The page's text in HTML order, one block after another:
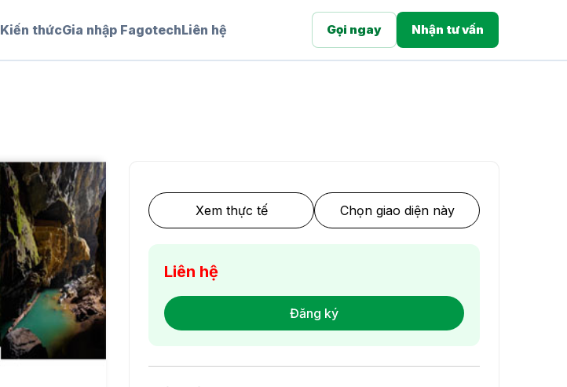
Kiến thứcGia nhập FagotechLiên hệ Gọi ngay Nhận tư vấn
Xem thực tế Chọn giao diện này
Liên hệ
Đăng ký